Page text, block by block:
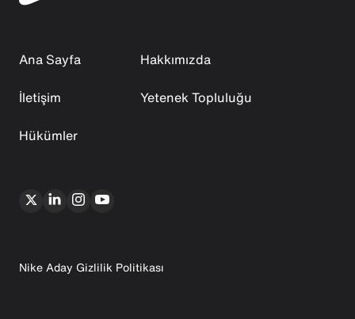
Ana Sayfa
Hakkımızda
İletişim
Yetenek Topluluğu
Hükümler
Nike Aday Gizlilik Politikası